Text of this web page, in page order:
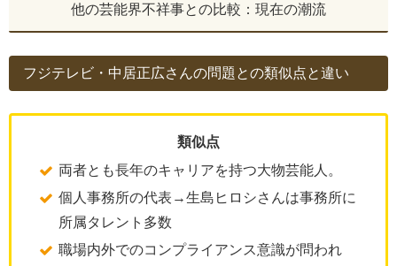
他の芸能界不祥事との比較：現在の潮流
フジテレビ・中居正広さんの問題との類似点と違い
類似点
両者とも長年のキャリアを持つ大物芸能人。
個人事務所の代表→生島ヒロシさんは事務所に
所属タレント多数
職場内外でのコンプライアンス意識が問われ